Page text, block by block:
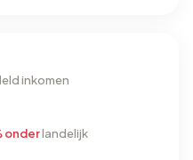
inkomen
onderlandelijk